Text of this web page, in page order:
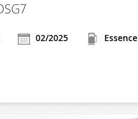
02/2025 Essence